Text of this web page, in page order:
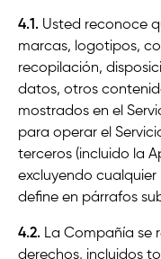
4.1. Usted reconoce
marcas, logotipos,
recopilación,
datos, otros
mostrados en el
para operar el
terceros (incluido la
excluyendo cualquier
define en párrafos
4.2. La Compañía se
derechos, incluidos